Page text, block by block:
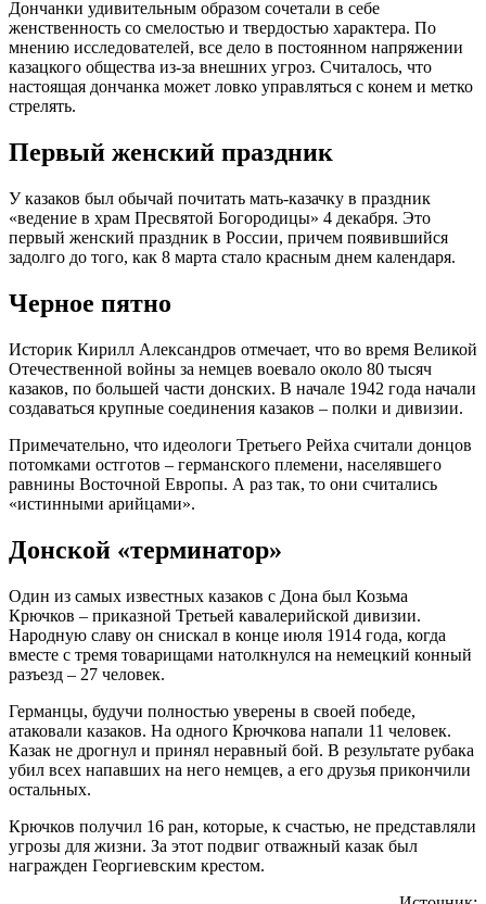
Дончанки удивительным образом сочетали в себе
женственность со смелостью и твердостью характера. По
мнению исследователей, все дело в постоянном напряжении
казацкого общества из-за внешних угроз. Считалось, что
настоящая дончанка может ловко управляться с конем и метко
стрелять.
Первый женский праздник
У казаков был обычай почитать мать-казачку в праздник
«ведение в храм Пресвятой Богородицы» 4 декабря. Это
первый женский праздник в России, причем появившийся
задолго до того, как 8 марта стало красным днем календаря.
Черное пятно
Историк Кирилл Александров отмечает, что во время Великой
Отечественной войны за немцев воевало около 80 тысяч
казаков, по большей части донских. В начале 1942 года начали
создаваться крупные соединения казаков – полки и дивизии.
Примечательно, что идеологи Третьего Рейха считали донцов
потомками остготов – германского племени, населявшего
равнины Восточной Европы. А раз так, то они считались
«истинными арийцами».
Донской «терминатор»
Один из самых известных казаков с Дона был Козьма
Крючков – приказной Третьей кавалерийской дивизии.
Народную славу он снискал в конце июля 1914 года, когда
вместе с тремя товарищами натолкнулся на немецкий конный
разъезд – 27 человек.
Германцы, будучи полностью уверены в своей победе,
атаковали казаков. На одного Крючкова напали 11 человек.
Казак не дрогнул и принял неравный бой. В результате рубака
убил всех напавших на него немцев, а его друзья прикончили
остальных.
Крючков получил 16 ран, которые, к счастью, не представляли
угрозы для жизни. За этот подвиг отважный казак был
награжден Георгиевским крестом.